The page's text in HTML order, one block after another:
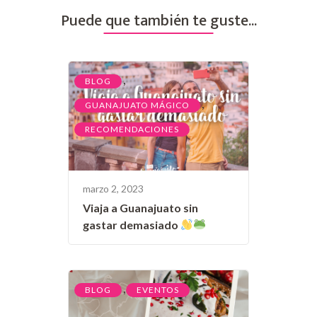
Puede que también te guste...
BLOG ,
GUANAJUATO MÁGICO ,
RECOMENDACIONES
marzo 2, 2023
Viaja a Guanajuato sin
gastar demasiado
BLOG , EVENTOS